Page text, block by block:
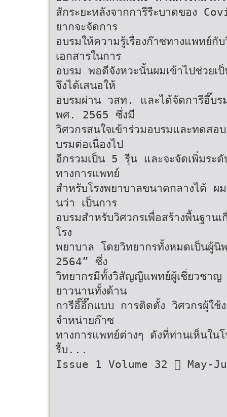
สักระยะหลังจากการีรีะบาดของ
ยากจะจัดการ
อบรมให้ความรู้เรื่องก๊าซทางแพทย์กั
เอกสารในการ
อบรม พอดีจังหวะนั้นผมเข้าไปช่วยเ
จึงได้เสนอให้
อบรมผ่าน วสท. และได้จัดการีอึ๊บ
พศ. 2565 ซึ่งมี
วิศวกรสนใจเข้าร่วมอบรมและทด
บรมต่อเนื่องไป
อีกรวมเป็น 5 รีุ่น และจะจัดเพิ่มระ
ทางการแพทย์
สำหรับโรงพยาบาลขนาดกลางได้
นว่า เป็นการ
อบรมสำหรับวิศวกรเพื่อสร้างพื้นฐาน
โรง
พยาบาล โดยวิทยากรทั้งหมดเป็นผู้
2564” ซึ่ง
วิทยากรมีทั้งวิสัญญีแพทย์ผู้เชี่ยวชา
ยาวนานทั้งด้าน
การีอึ๊อึ๊กแบบ การติดตั้ง วิศวกรผู้ใช้
จำหน่ายก๊าซ
ทางการแพทย์ต่างๆ ดังที่ท่านเห็นใน
รีับ...
Issue 1 Volume 32  May-